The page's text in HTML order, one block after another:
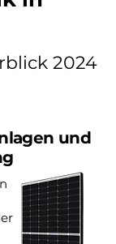
2024
und